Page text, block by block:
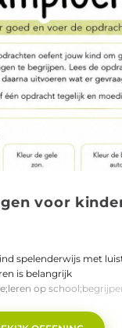
voor
spelenderwijs met
is belangrijk
op
oefeningen zijn actief,